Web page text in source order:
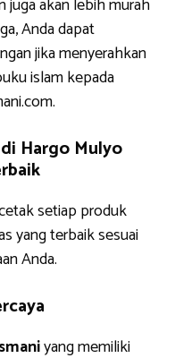
juga akan lebih murah
Anda dapat
jika menyerahkan
islam kepada
Hargo Mulyo
setiap produk
yang terbaik sesuai
Anda.
yang memiliki